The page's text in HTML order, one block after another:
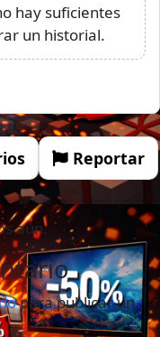
hay suficientes
un historial.
Reportar
aún.
para publicar un